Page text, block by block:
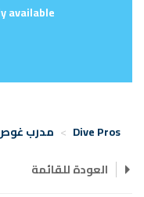
available
Dive Pros مدرب
العودة للقائمة